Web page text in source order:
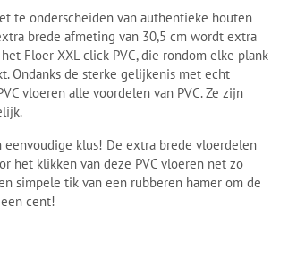
te onderscheiden van authentieke houten
brede afmeting van 30,5 cm wordt extra
Floer XXL click PVC, die rondom elke plank
Ondanks de sterke gelijkenis met echt
vloeren alle voordelen van PVC. Ze zijn
eenvoudige klus! De extra brede vloerdelen
het klikken van deze PVC vloeren net zo
simpele tik van een rubberen hamer om de
cent!